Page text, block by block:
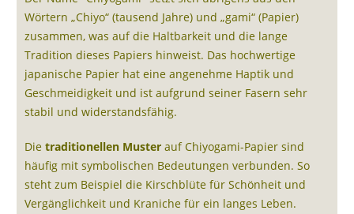
Wörtern „Chiyo“ (tausend Jahre) und „gami“ (Papier)
zusammen, was auf die Haltbarkeit und die lange
Tradition dieses Papiers hinweist. Das hochwertige
japanische Papier hat eine angenehme Haptik und
Geschmeidigkeit und ist aufgrund seiner Fasern sehr
stabil und widerstandsfähig.
Die traditionellen Muster auf Chiyogami-Papier sind
häufig mit symbolischen Bedeutungen verbunden. So
steht zum Beispiel die Kirschblüte für Schönheit und
Vergänglichkeit und Kraniche für ein langes Leben.